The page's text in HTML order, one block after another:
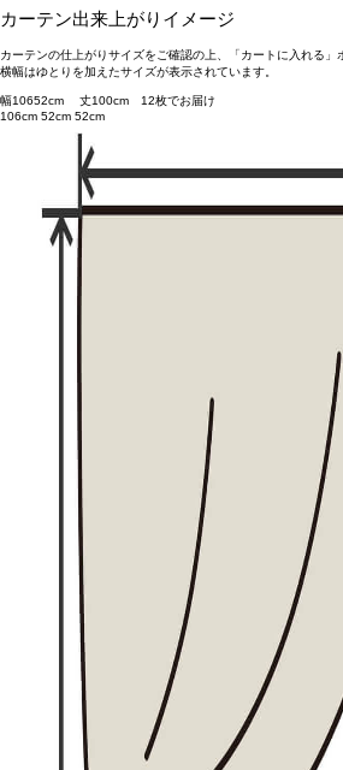
カーテン出来上がりイメージ
カーテンの仕上がりサイズをご確認の上、「カートに入れる」
横幅はゆとりを加えたサイズが表示されています。
幅10652cm 丈100cm 12枚でお届け
106cm 52cm 52cm